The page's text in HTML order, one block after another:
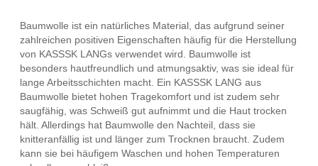
Baumwolle ist ein natürliches Material, das aufgrund seiner
zahlreichen positiven Eigenschaften häufig für die Herstellung
von KASSSK LANGs verwendet wird. Baumwolle ist
besonders hautfreundlich und atmungsaktiv, was sie ideal für
lange Arbeitsschichten macht. Ein KASSSK LANG aus
Baumwolle bietet hohen Tragekomfort und ist zudem sehr
saugfähig, was Schweiß gut aufnimmt und die Haut trocken
hält. Allerdings hat Baumwolle den Nachteil, dass sie
knitteranfällig ist und länger zum Trocknen braucht. Zudem
kann sie bei häufigem Waschen und hohen Temperaturen